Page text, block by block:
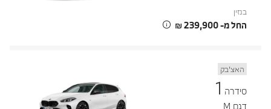
בנזין
החל מ- ‏239,900 ‏₪
האצ’בק
סידרה1
דגם M